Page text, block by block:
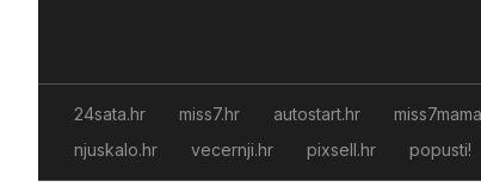
24sata.hr miss7.hr autostart.hr
njuskalo.hr
vecernji.hr pixsell.hr popusti!